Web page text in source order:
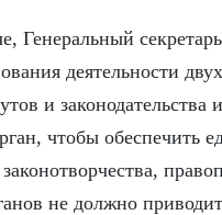
Генеральный
деятельности
и
чтобы обеспечить
не должно